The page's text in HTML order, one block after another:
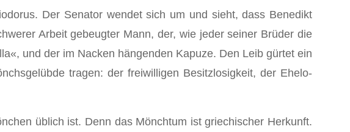
Der Senator wendet sich um und sieht, dass Benedikt
Arbeit gebeugter Mann, der, wie jeder seiner Brüder die
und der im Nacken hängenden Kapuze. Den Leib gürtet ein
tragen: der freiwilligen Besitzlosigkeit, der Ehelo­
üblich ist. Denn das Mönchtum ist griechischer Herkunft.